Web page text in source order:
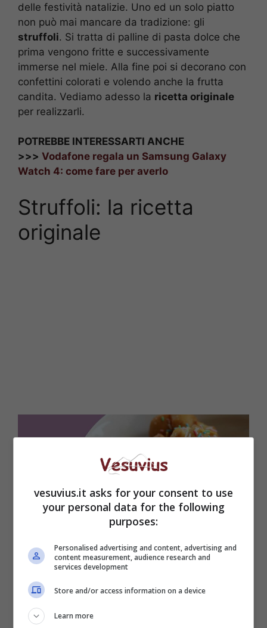
delle festività natalizie. Uno ed un solo piatto
non può mai mancare da tradizione: gli
struffoli. Si tratta di palline di pasta dolce che
prima vengono fritte e successivamente
immerse nel miele. Alla fine poi si decorano con
confettini colorati e volendo anche la frutta
candita. Vediamo adesso la ricetta originale
per realizzarli.
POTREBBE INTERESSARTI ANCHE
>>> Vodafone regala un Samsung Galaxy
Watch 4: come fare per averlo
Struffoli: la ricetta
originale
Uno dei dolci tipici napoletani delle feste natalizie (via pixabay)
Setacciare la farina 00
fontanella dove poter aggiungere un pizzico di
sale, lo zucchero, il bicarbonato ed il burro
vesuvius.it asks for your consent to use
your personal data for the following
purposes:
Personalised advertising and content, advertising and
content measurement, audience research and
services development
Store and/or access information on a device
Learn more